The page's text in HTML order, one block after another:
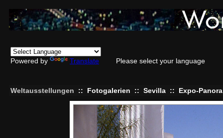
Powered by Translate Please select your language
Weltausstellungen :: Fotogalerien :: Sevilla :: Expo-